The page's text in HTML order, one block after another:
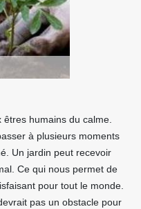
humains du calme.
à plusieurs moments
Un jardin peut recevoir
Ce qui nous permet de
pour tout le monde.
pas un obstacle pour